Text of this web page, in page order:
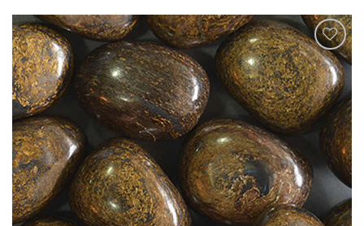
Añadir
a la
lista de
deseos